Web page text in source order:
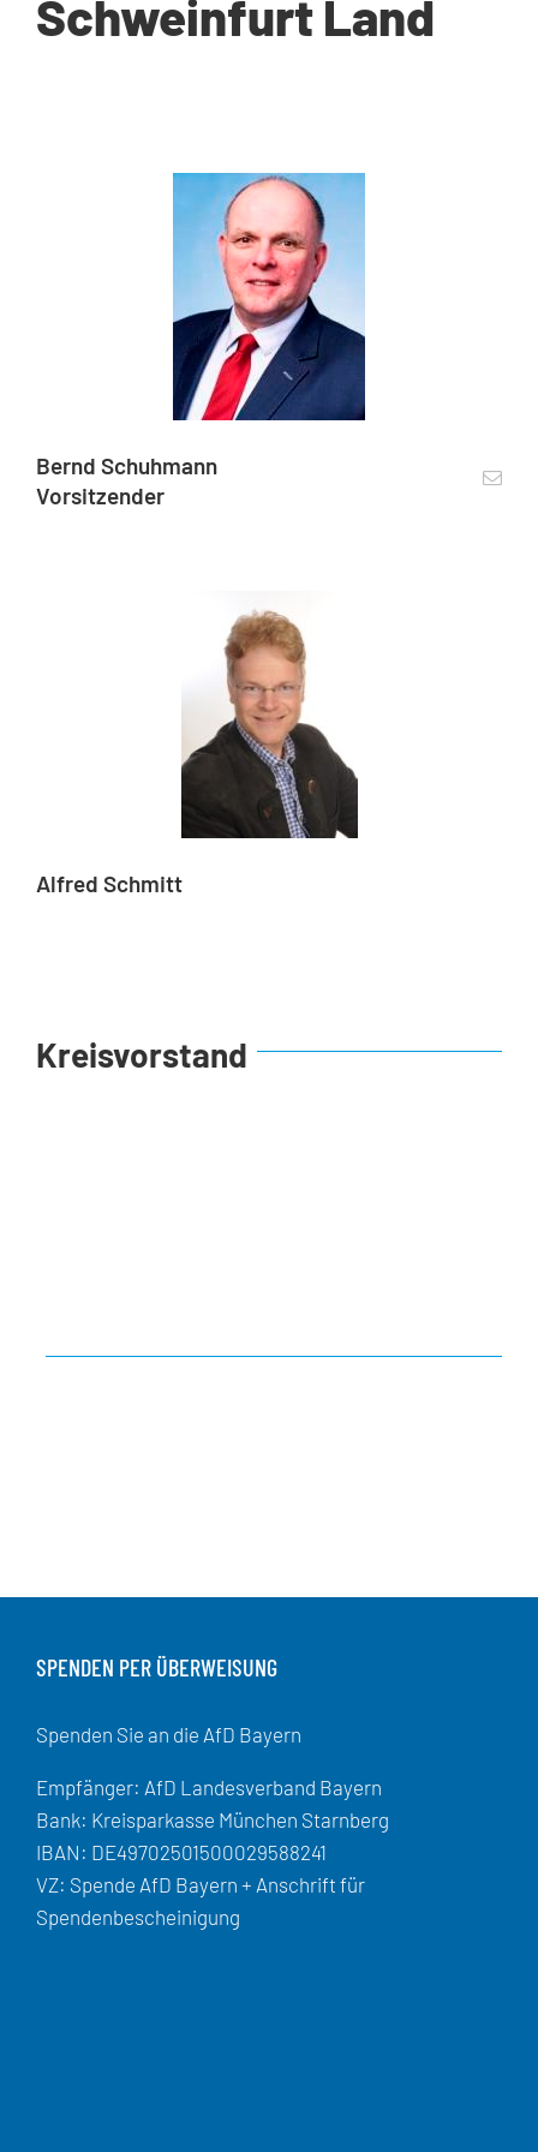
Schweinfurt Land
Bernd Schuhmann
Vorsitzender
Alfred Schmitt
Kreisvorstand
SPENDEN PER ÜBERWEISUNG
Spenden Sie an die AfD Bayern
Empfänger: AfD Landesverband Bayern
Bank: Kreisparkasse München Starnberg
IBAN: DE49702501500029588241
VZ: Spende AfD Bayern + Anschrift für
Spendenbescheinigung